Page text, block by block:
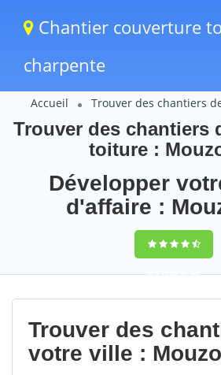
Chantier couverture
charpente
Accueil Trouver des chantiers
Trouver des chantiers
toiture :
Développer
d'affaire :
9,5(100%)62
votes
Trouver des
votre ville :